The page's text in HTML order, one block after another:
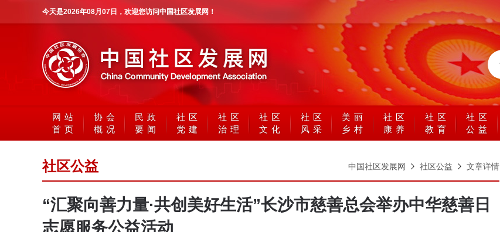
今天是2026年08月07日 ，欢迎您访问中国社区发展网！
网站
首页
协会
概况
民政
要闻
社区
党建
社区
治理
社区
文化
社区
风采
美丽
乡村
社区
康养
社区
教育
社区
公益
社区公益 中国社区发展网 社区公益 文章详情
“汇聚向善力量·共创美好生活”长沙市慈善总会举办中华慈善日
志愿服务公益活动